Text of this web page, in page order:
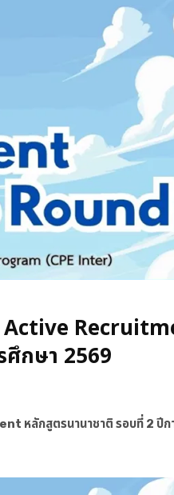
Active
ศึกษา 2569
หลักสูตรนานาชาติ รอบที่ 2 ปีก